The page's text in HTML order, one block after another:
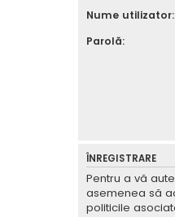
Nume utilizator:
Parolă:
ÎNREGISTRARE
Pentru a vă
asemenea să
politicile